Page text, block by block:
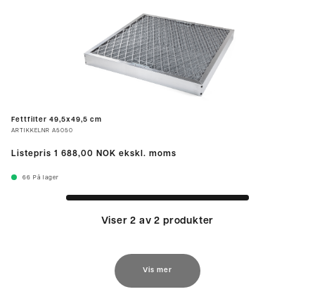
Fettfilter 49,5x49,5 cm
ARTIKKELNR A5050
Listepris 1 688,00 NOK ekskl. moms
66 På lager
Viser 2 av 2 produkter
Vis mer